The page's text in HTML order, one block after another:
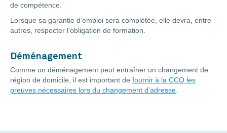
de compétence.
Lorsque sa garantie d’emploi sera complétée, elle devra, entre
autres, respecter l’obligation de formation.
Déménagement
Comme un déménagement peut entraîner un changement de
région de domicile, il est important de fournir à la CCQ les
preuves nécessaires lors du changement d’adresse